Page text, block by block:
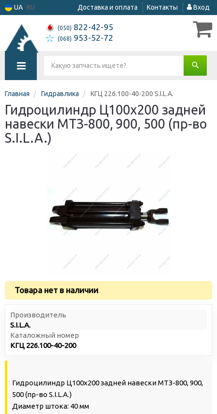
UA RU Доставка и оплата Контакты Вход
(050) 822-42-95
(068) 953-52-72
Главная Гидравлика КГЦ 226.100-40-200 S.I.L.A.
Гидроцилиндр Ц100х200 задней
навески МТЗ-800, 900, 500 (пр-во
S.I.L.A.)
Товара нет в наличии.
Производитель
S.I.L.A.
Каталожный номер
КГЦ 226.100-40-200
Гидроцилиндр Ц100х200 задней навески МТЗ-800, 900,
500 (пр-во S.I.L.A.)
Диаметр штока: 40 мм